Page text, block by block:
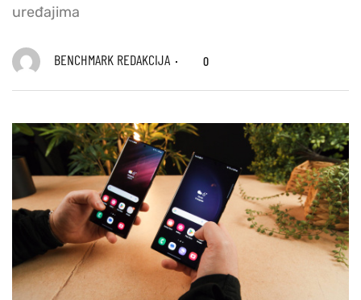
uređajima
BENCHMARK REDAKCIJA 0